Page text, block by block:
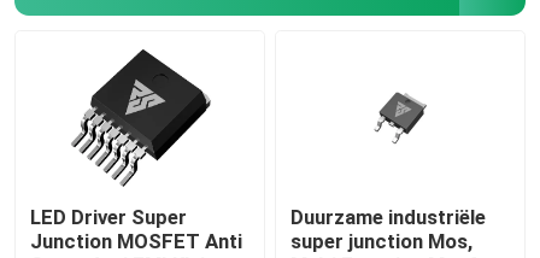
LED Driver Super
Junction MOSFET Anti
Duurzame industriële
super junction Mos,